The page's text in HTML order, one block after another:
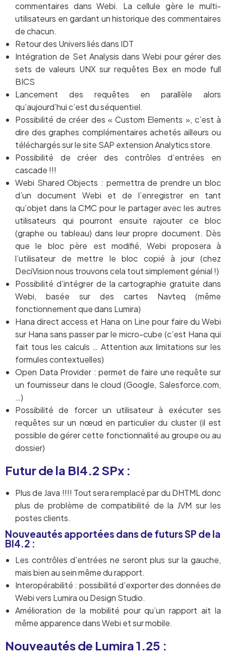
commentaires dans Webi. La cellule gère le multi-
utilisateurs en gardant un historique des commentaires
de chacun.
Retour des Univers liés dans IDT
Intégration de Set Analysis dans Webi pour gérer des
sets de valeurs UNX sur requêtes Bex en mode full
BICS
Lancement des requêtes en parallèle alors
qu’aujourd’hui c’est du séquentiel.
Possibilité de créer des « Custom Elements », c’est à
dire des graphes complémentaires achetés ailleurs ou
téléchargés sur le site SAP extension Analytics store.
Possibilité de créer des contrôles d’entrées en
cascade !!!
Webi Shared Objects : permettra de prendre un bloc
d’un document Webi et de l’enregistrer en tant
qu’objet dans la CMC pour le partager avec les autres
utilisateurs qui pourront ensuite rajouter ce bloc
(graphe ou tableau) dans leur propre document. Dès
que le bloc père est modifié, Webi proposera à
l’utilisateur de mettre le bloc copié à jour (chez
DeciVision nous trouvons cela tout simplement génial !)
Possibilité d’intégrer de la cartographie gratuite dans
Webi, basée sur des cartes Navteq (même
fonctionnement que dans Lumira)
Hana direct access et Hana on Line pour faire du Webi
sur Hana sans passer par le micro-cube (c’est Hana qui
fait tous les calculs … Attention aux limitations sur les
formules contextuelles)
Open Data Provider : permet de faire une requête sur
un fournisseur dans le cloud (Google, Salesforce.com,
…)
Possibilité de forcer un utilisateur à exécuter ses
requêtes sur un nœud en particulier du cluster (il est
possible de gérer cette fonctionnalité au groupe ou au
dossier)
Futur de la BI4.2 SPx :
Plus de Java !!!! Tout sera remplacé par du DHTML donc
plus de problème de compatibilité de la JVM sur les
postes clients.
Nouveautés apportées dans de futurs SP de la
BI4.2 :
Les contrôles d’entrées ne seront plus sur la gauche,
mais bien au sein même du rapport.
Interopérabilité : possibilité d’exporter des données de
Webi vers Lumira ou Design Studio.
Amélioration de la mobilité pour qu’un rapport ait la
même apparence dans Webi et sur mobile.
Nouveautés de Lumira 1.25 :